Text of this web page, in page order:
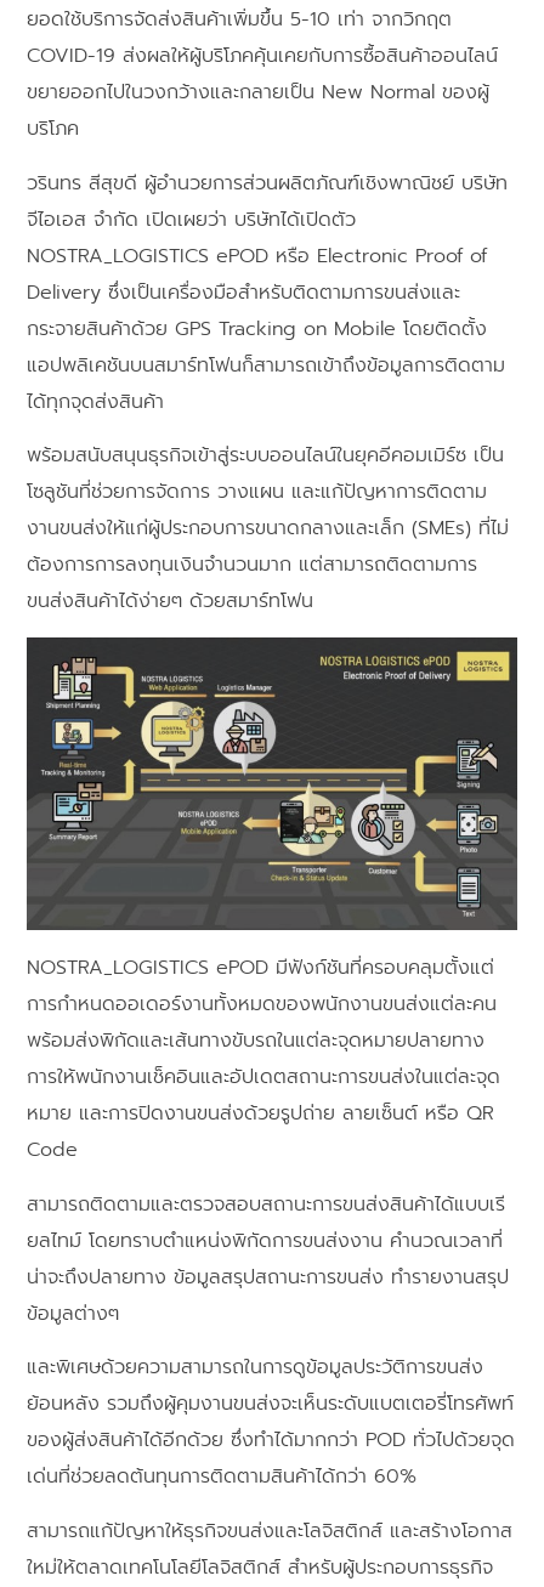
ยอดใช้บริการจัดส่งสินค้าเพิ่มขึ้น 5-10 เท่า จากวิกฤต
COVID-19 ส่งผลให้ผู้บริโภคคุ้นเคยกับการซื้อสินค้าออนไลน์
ขยายออกไปในวงกว้างและกลายเป็น New Normal ของผู้
บริโภค
วรินทร สีสุขดี ผู้อำนวยการส่วนผลิตภัณฑ์เชิงพาณิชย์ บริษัท
จีไอเอส จำกัด เปิดเผยว่า บริษัทได้เปิดตัว
NOSTRA_LOGISTICS ePOD หรือ Electronic Proof of
Delivery ซึ่งเป็นเครื่องมือสำหรับติดตามการขนส่งและ
กระจายสินค้าด้วย GPS Tracking on Mobile โดยติดตั้ง
แอปพลิเคชันบนสมาร์ทโฟนก็สามารถเข้าถึงข้อมูลการติดตาม
ได้ทุกจุดส่งสินค้า
พร้อมสนับสนุนธุรกิจเข้าสู่ระบบออนไลน์ในยุคอีคอมเมิร์ซ เป็น
โซลูชันที่ช่วยการจัดการ วางแผน และแก้ปัญหาการติดตาม
งานขนส่งให้แก่ผู้ประกอบการขนาดกลางและเล็ก (SMEs) ที่ไม่
ต้องการการลงทุนเงินจำนวนมาก แต่สามารถติดตามการ
ขนส่งสินค้าได้ง่ายๆ ด้วยสมาร์ทโฟน
NOSTRA_LOGISTICS ePOD มีฟังก์ชันที่ครอบคลุมตั้งแต่
การกำหนดออเดอร์งานทั้งหมดของพนักงานขนส่งแต่ละคน
พร้อมส่งพิกัดและเส้นทางขับรถในแต่ละจุดหมายปลายทาง
การให้พนักงานเช็คอินและอัปเดตสถานะการขนส่งในแต่ละจุด
หมาย และการปิดงานขนส่งด้วยรูปถ่าย ลายเซ็นต์ หรือ QR
Code
สามารถติดตามและตรวจสอบสถานะการขนส่งสินค้าได้แบบเรี
ยลไทม์ โดยทราบตำแหน่งพิกัดการขนส่งงาน คำนวณเวลาที่
น่าจะถึงปลายทาง ข้อมูลสรุปสถานะการขนส่ง ทำรายงานสรุป
ข้อมูลต่างๆ
และพิเศษด้วยความสามารถในการดูข้อมูลประวัติการขนส่ง
ย้อนหลัง รวมถึงผู้คุมงานขนส่งจะเห็นระดับแบตเตอรี่โทรศัพท์
ของผู้ส่งสินค้าได้อีกด้วย ซึ่งทำได้มากกว่า POD ทั่วไปด้วยจุด
เด่นที่ช่วยลดต้นทุนการติดตามสินค้าได้กว่า 60%
สามารถแก้ปัญหาให้ธุรกิจขนส่งและโลจิสติกส์ และสร้างโอกาส
ใหม่ให้ตลาดเทคโนโลยีโลจิสติกส์ สำหรับผู้ประกอบการธุรกิจ